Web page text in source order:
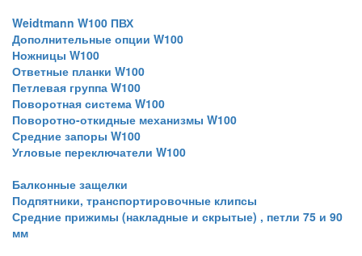
Weidtmann W100 ПВХ
Дополнительные опции W100
Ножницы W100
Ответные планки W100
Петлевая группа W100
Поворотная система W100
Поворотно-откидные механизмы W100
Средние запоры W100
Угловые переключатели W100
Балконные защелки
Подпятники, транспортировочные клипсы
Средние прижимы (накладные и скрытые) , петли 75 и 90
мм